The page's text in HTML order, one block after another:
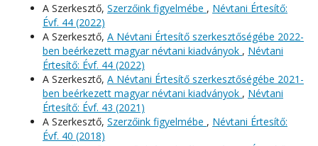
A Szerkesztő, Szerzőink figyelmébe , Névtani Értesítő:
Évf. 44 (2022)
A Szerkesztő, A Névtani Értesítő szerkesztőségébe 2022-
ben beérkezett magyar névtani kiadványok , Névtani
Értesítő: Évf. 44 (2022)
A Szerkesztő, A Névtani Értesítő szerkesztőségébe 2021-
ben beérkezett magyar névtani kiadványok , Névtani
Értesítő: Évf. 43 (2021)
A Szerkesztő, Szerzőink figyelmébe , Névtani Értesítő:
Évf. 40 (2018)